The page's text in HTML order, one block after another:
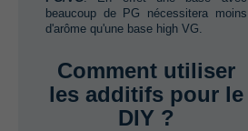
beaucoup de PG nécessitera moins
d'arôme qu'une base high VG.
Comment utiliser
les additifs pour le
DIY ?